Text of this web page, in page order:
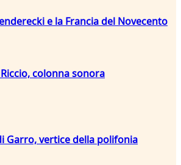
e la Francia del Novecento
colonna sonora
Garro, vertice della polifonia